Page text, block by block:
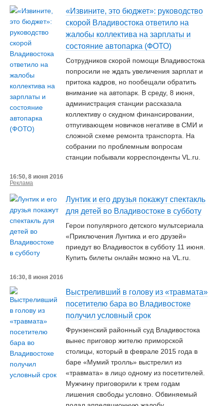
«Извините, это бюджет»: руководство
скорой Владивостока ответило на
жалобы коллектива на зарплаты и
состояние автопарка (ФОТО)
Сотрудников скорой помощи Владивостока
попросили не ждать увеличения зарплат и
притока кадров, но пообещали обратить
внимание на автопарк. В среду, 8 июня,
администрация станции рассказала
коллективу о скудном финансировании,
отпугивающем новичков негативе в СМИ и
сложной схеме ремонта транспорта. На
собрании по проблемным вопросам
станции побывали корреспонденты VL.ru.
16:50, 8 июня 2016
Реклама
Лунтик и его друзья покажут спектакль
для детей во Владивостоке в субботу
Герои популярного детского мультсериала
«Приключения Лунтика и его друзей»
приедут во Владивосток в субботу 11 июня.
Купить билеты онлайн можно на VL.ru.
16:30, 8 июня 2016
Выстреливший в голову из «травмата»
посетителю бара во Владивостоке
получил условный срок
Фрунзенский районный суд Владивостока
вынес приговор жителю приморской
столицы, который в феврале 2015 года в
баре «Мумий тролль» выстрелил из
«травмата» в лицо одному из посетителей.
Мужчину приговорили к трем годам
лишения свободы условно. Обвиняемый